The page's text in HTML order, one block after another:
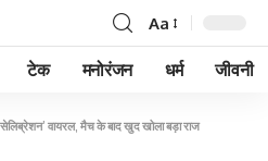
Aa
टेक मनोरंजन धर्म जीवनी
सेलिब्रेशन’ वायरल, मैच के बाद खुद खोला बड़ा राज